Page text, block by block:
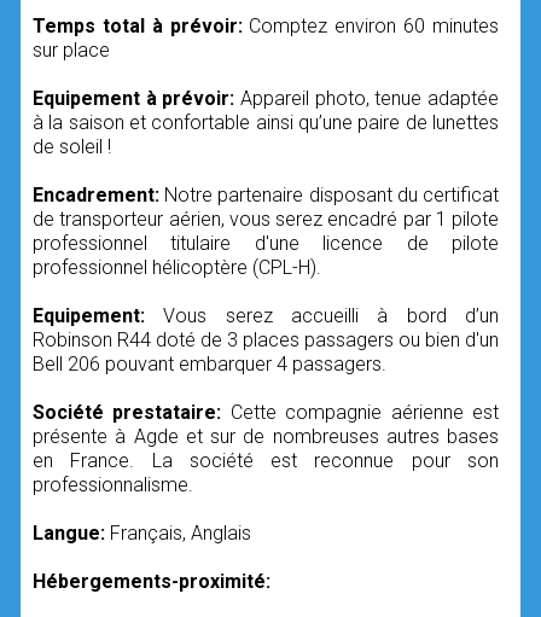
Temps total à prévoir: Comptez environ 60 minutes
sur place
Equipement à prévoir: Appareil photo, tenue adaptée
à la saison et confortable ainsi qu’une paire de lunettes
de soleil !
Encadrement: Notre partenaire disposant du certificat
de transporteur aérien, vous serez encadré par 1 pilote
professionnel titulaire d'une licence de pilote
professionnel hélicoptère (CPL-H).
Equipement:Vous serez accueilli à bord d’un
Robinson R44 doté de 3 places passagers ou bien d'un
Bell 206 pouvant embarquer 4 passagers.
Société prestataire: Cette compagnie aérienne est
présente à Agde et sur de nombreuses autres bases
en France. La société est reconnue pour son
professionnalisme.
Langue: Français, Anglais
Hébergements-proximité: